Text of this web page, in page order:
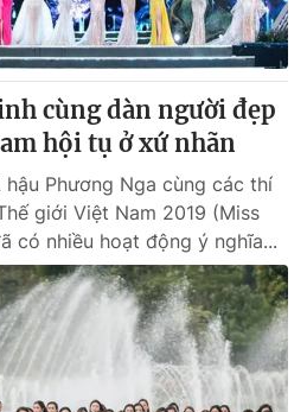
thức nếu không có sự chấp
nguồn VTV.vn khi phát hành lại
cùng dàn người đẹp
hội tụ ở xứ nhãn
Phương Nga cùng các thí
giới Việt Nam 2019 (Miss
có nhiều hoạt động ý nghĩa...